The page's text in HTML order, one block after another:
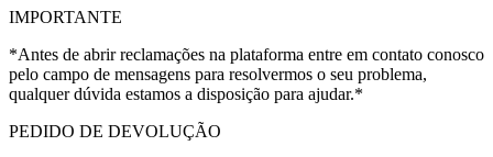
IMPORTANTE
*Antes de abrir reclamações na plataforma entre em contato conosco
pelo campo de mensagens para resolvermos o seu problema,
qualquer dúvida estamos a disposição para ajudar.*
PEDIDO DE DEVOLUÇÃO